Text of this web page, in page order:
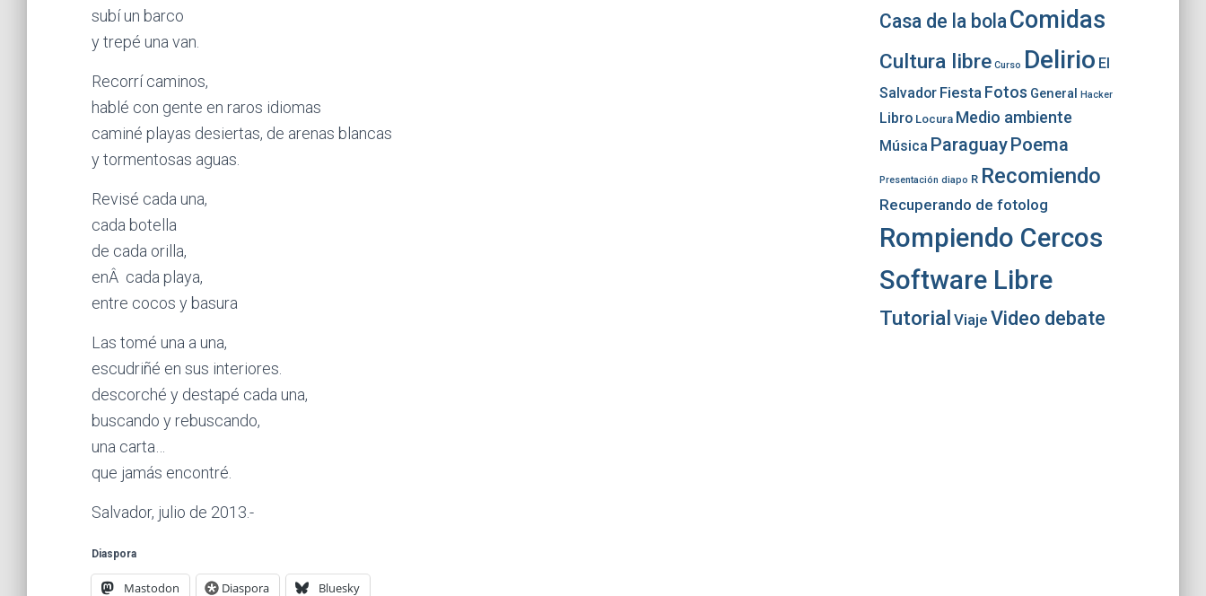
subí un barco
y trepé una van.
Recorrí caminos,
hablé con gente en raros idiomas
caminé playas desiertas, de arenas blancas
y tormentosas aguas.
Revisé cada una,
cada botella
de cada orilla,
enÂ cada playa,
entre cocos y basura
Las tomé una a una,
escudriñé en sus interiores.
descorché y destapé cada una,
buscando y rebuscando,
una carta…
que jamás encontré.
Salvador, julio de 2013.-
Diaspora
Mastodon Diaspora Bluesky
Casa de la bolaComidas
Cultura libre Curso Delirio El
Salvador Fiesta Fotos General Hacker
Libro Locura Medio ambiente
Música ParaguayPoema
Presentación diapo R Recomiendo
Recuperando de fotolog
Rompiendo Cercos
Software Libre
Tutorial Viaje Video debate